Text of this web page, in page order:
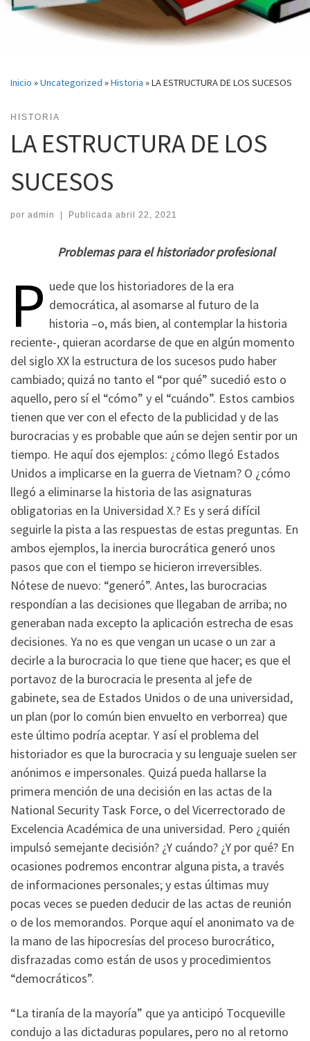
Inicio »Uncategorized »Historia »LA ESTRUCTURA DE LOS SUCESOS
HISTORIA
LA ESTRUCTURA DE LOS
SUCESOS
por admin | Publicada abril 22, 2021
Problemas para el historiador profesional
P uede que los historiadores de la era
democrática, al asomarse al futuro de la
historia –o, más bien, al contemplar la historia
reciente-, quieran acordarse de que en algún momento
del siglo XX la estructura de los sucesos pudo haber
cambiado; quizá no tanto el “por qué” sucedió esto o
aquello, pero sí el “cómo” y el “cuándo”. Estos cambios
tienen que ver con el efecto de la publicidad y de las
burocracias y es probable que aún se dejen sentir por un
tiempo. He aquí dos ejemplos: ¿cómo llegó Estados
Unidos a implicarse en la guerra de Vietnam? O ¿cómo
llegó a eliminarse la historia de las asignaturas
obligatorias en la Universidad X.? Es y será difícil
seguirle la pista a las respuestas de estas preguntas. En
ambos ejemplos, la inercia burocrática generó unos
pasos que con el tiempo se hicieron irreversibles.
Nótese de nuevo: “generó”. Antes, las burocracias
respondían a las decisiones que llegaban de arriba; no
generaban nada excepto la aplicación estrecha de esas
decisiones. Ya no es que vengan un ucase o un zar a
decirle a la burocracia lo que tiene que hacer; es que el
portavoz de la burocracia le presenta al jefe de
gabinete, sea de Estados Unidos o de una universidad,
un plan (por lo común bien envuelto en verborrea) que
este último podría aceptar. Y así el problema del
historiador es que la burocracia y su lenguaje suelen ser
anónimos e impersonales. Quizá pueda hallarse la
primera mención de una decisión en las actas de la
National Security Task Force, o del Vicerrectorado de
Excelencia Académica de una universidad. Pero ¿quién
impulsó semejante decisión? ¿Y cuándo? ¿Y por qué? En
ocasiones podremos encontrar alguna pista, a través
de informaciones personales; y estas últimas muy
pocas veces se pueden deducir de las actas de reunión
o de los memorandos. Porque aquí el anonimato va de
la mano de las hipocresías del proceso burocrático,
disfrazadas como están de usos y procedimientos
“democráticos”.
“La tiranía de la mayoría” que ya anticipó Tocqueville
condujo a las dictaduras populares, pero no al retorno